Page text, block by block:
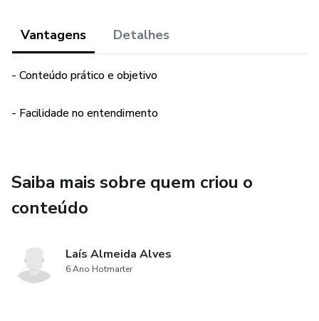
Vantagens Detalhes
- Conteúdo prático e objetivo
- Facilidade no entendimento
Saiba mais sobre quem criou o
conteúdo
Laís Almeida Alves
6 Ano Hotmarter